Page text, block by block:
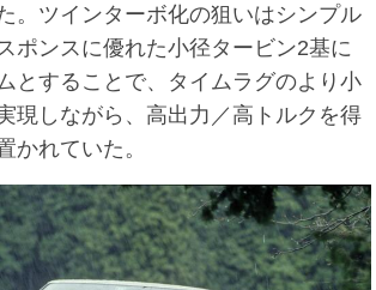
。ツインターボ化の狙いはシンプル
ポンスに優れた小径タービン2基に
とすることで、タイムラグのより小
現しながら、高出力／高トルクを得
かれていた。